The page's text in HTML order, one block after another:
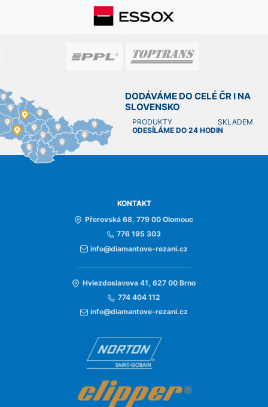
DODÁVÁME DO CELÉ ČR I NA
SLOVENSKO
PRODUKTY SKLADEM
ODESÍLÁME DO 24 HODIN
KONTAKT
Přerovská 68, 779 00 Olomouc
776 195 303
info@diamantove-rezani.cz
Hviezdoslavova 41, 627 00 Brno
774 404 112
info@diamantove-rezani.cz